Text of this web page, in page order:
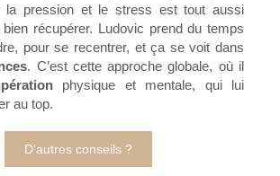
la pression et le stress est tout aussi
récupérer. Ludovic prend du temps
pour se recentrer, et ça se voit dans
. C’est cette approche globale, où il
physique et mentale, qui lui
au top.
D'autres conseils ?